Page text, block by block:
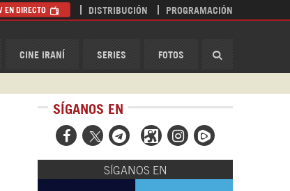
CINE IRANÍ SERIES FOTOS
EN DIRECTO DISTRIBUCIÓN PROGRAMACIÓN
SÍGANOS EN
  
SÍGANOS EN